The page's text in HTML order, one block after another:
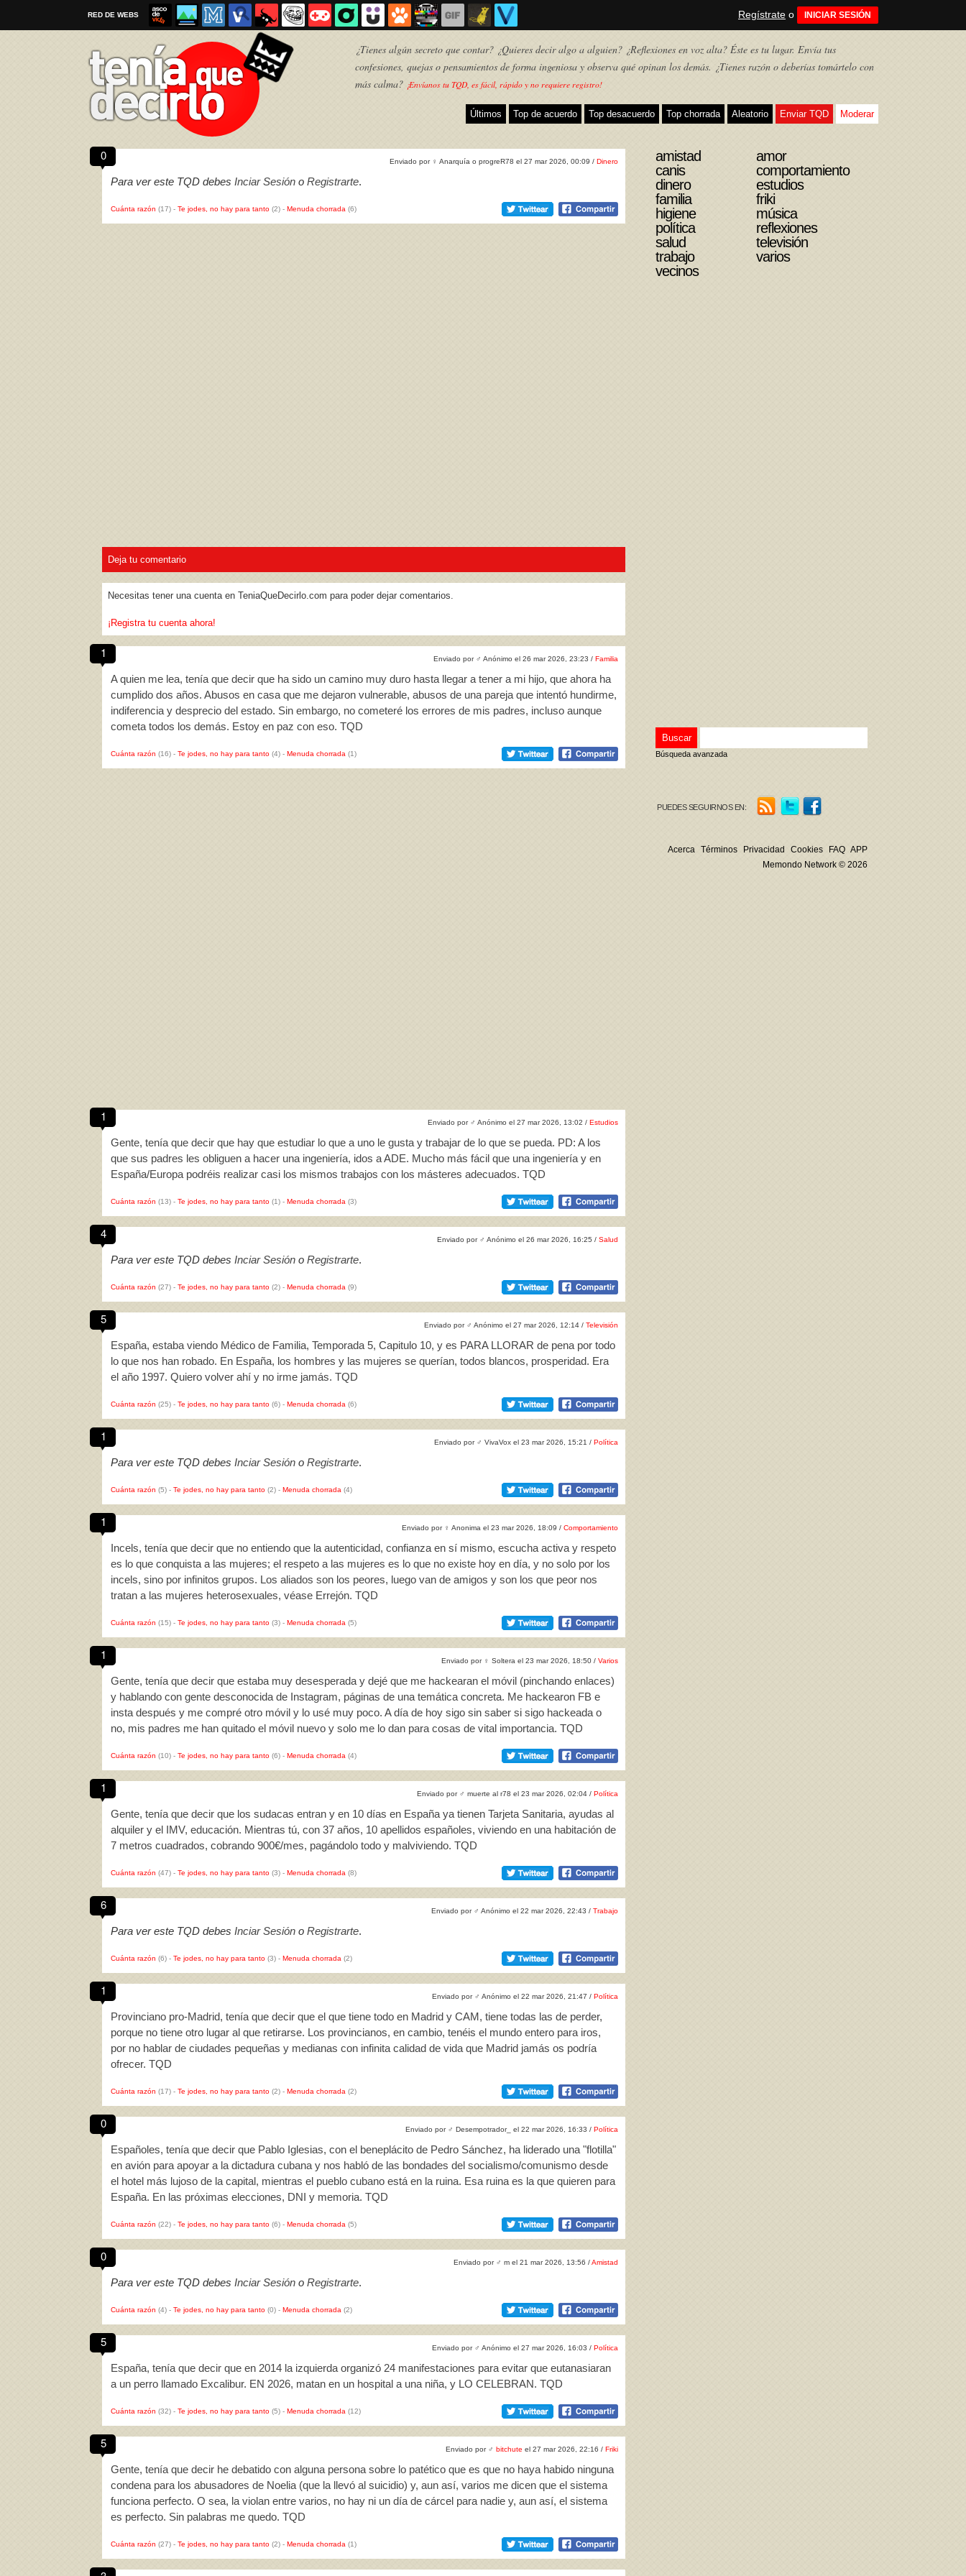
RED DE WEBS Regístrate o INICIAR SESIÓN
¿Tienes algún secreto que contar? ¿Quieres decir algo a alguien? ¿Reflexiones en voz alta? Éste es tu lugar. Envía tus
confesiones, quejas o pensamientos de forma ingeniosa y observa qué opinan los demás. ¿Tienes razón o deberías tomártelo con
más calma? ¡Envíanos tu TQD, es fácil, rápido y no requiere registro!
Últimos Top de acuerdo Top desacuerdo Top chorrada Aleatorio Enviar TQD Moderar
0 Enviado por ♀ Anarquía o progreR78 el 27 mar 2026, 00:09 / Dinero
Para ver este TQD debes Inciar Sesión o Registrarte.
Cuánta razón (17) - Te jodes, no hay para tanto (2) - Menuda chorrada (6)
Deja tu comentario
Necesitas tener una cuenta en TeniaQueDecirlo.com para poder dejar comentarios.
¡Registra tu cuenta ahora!
1 Enviado por ♂ Anónimo el 26 mar 2026, 23:23 / Familia
A quien me lea, tenía que decir que ha sido un camino muy duro hasta llegar a tener a mi hijo, que ahora ha
cumplido dos años. Abusos en casa que me dejaron vulnerable, abusos de una pareja que intentó hundirme,
indiferencia y desprecio del estado. Sin embargo, no cometeré los errores de mis padres, incluso aunque
cometa todos los demás. Estoy en paz con eso. TQD
Cuánta razón (16) - Te jodes, no hay para tanto (4) - Menuda chorrada (1)
1 Enviado por ♂ Anónimo el 27 mar 2026, 13:02 / Estudios
Gente, tenía que decir que hay que estudiar lo que a uno le gusta y trabajar de lo que se pueda. PD: A los
que sus padres les obliguen a hacer una ingeniería, idos a ADE. Mucho más fácil que una ingeniería y en
España/Europa podréis realizar casi los mismos trabajos con los másteres adecuados. TQD
Cuánta razón (13) - Te jodes, no hay para tanto (1) - Menuda chorrada (3)
4 Enviado por ♂ Anónimo el 26 mar 2026, 16:25 / Salud
Para ver este TQD debes Inciar Sesión o Registrarte.
Cuánta razón (27) - Te jodes, no hay para tanto (2) - Menuda chorrada (9)
5 Enviado por ♂ Anónimo el 27 mar 2026, 12:14 / Televisión
España, estaba viendo Médico de Familia, Temporada 5, Capitulo 10, y es PARA LLORAR de pena por todo
lo que nos han robado. En España, los hombres y las mujeres se querían, todos blancos, prosperidad. Era
el año 1997. Quiero volver ahí y no irme jamás. TQD
Cuánta razón (25) - Te jodes, no hay para tanto (6) - Menuda chorrada (6)
1 Enviado por ♂ VivaVox el 23 mar 2026, 15:21 / Política
Para ver este TQD debes Inciar Sesión o Registrarte.
Cuánta razón (5) - Te jodes, no hay para tanto (2) - Menuda chorrada (4)
1 Enviado por ♀ Anonima el 23 mar 2026, 18:09 / Comportamiento
Incels, tenía que decir que no entiendo que la autenticidad, confianza en sí mismo, escucha activa y respeto
es lo que conquista a las mujeres; el respeto a las mujeres es lo que no existe hoy en día, y no solo por los
incels, sino por infinitos grupos. Los aliados son los peores, luego van de amigos y son los que peor nos
tratan a las mujeres heterosexuales, véase Errejón. TQD
Cuánta razón (15) - Te jodes, no hay para tanto (3) - Menuda chorrada (5)
1 Enviado por ♀ Soltera el 23 mar 2026, 18:50 / Varios
Gente, tenía que decir que estaba muy desesperada y dejé que me hackearan el móvil (pinchando enlaces)
y hablando con gente desconocida de Instagram, páginas de una temática concreta. Me hackearon FB e
insta después y me compré otro móvil y lo usé muy poco. A día de hoy sigo sin saber si sigo hackeada o
no, mis padres me han quitado el móvil nuevo y solo me lo dan para cosas de vital importancia. TQD
Cuánta razón (10) - Te jodes, no hay para tanto (6) - Menuda chorrada (4)
1 Enviado por ♂ muerte al r78 el 23 mar 2026, 02:04 / Política
Gente, tenía que decir que los sudacas entran y en 10 días en España ya tienen Tarjeta Sanitaria, ayudas al
alquiler y el IMV, educación. Mientras tú, con 37 años, 10 apellidos españoles, viviendo en una habitación de
7 metros cuadrados, cobrando 900€/mes, pagándolo todo y malviviendo. TQD
Cuánta razón (47) - Te jodes, no hay para tanto (3) - Menuda chorrada (8)
6 Enviado por ♂ Anónimo el 22 mar 2026, 22:43 / Trabajo
Para ver este TQD debes Inciar Sesión o Registrarte.
Cuánta razón (6) - Te jodes, no hay para tanto (3) - Menuda chorrada (2)
1 Enviado por ♂ Anónimo el 22 mar 2026, 21:47 / Política
Provinciano pro-Madrid, tenía que decir que el que tiene todo en Madrid y CAM, tiene todas las de perder,
porque no tiene otro lugar al que retirarse. Los provincianos, en cambio, tenéis el mundo entero para iros,
por no hablar de ciudades pequeñas y medianas con infinita calidad de vida que Madrid jamás os podría
ofrecer. TQD
Cuánta razón (17) - Te jodes, no hay para tanto (2) - Menuda chorrada (2)
0 Enviado por ♂ Desempotrador_ el 22 mar 2026, 16:33 / Política
Españoles, tenía que decir que Pablo Iglesias, con el beneplácito de Pedro Sánchez, ha liderado una "flotilla"
en avión para apoyar a la dictadura cubana y nos habló de las bondades del socialismo/comunismo desde
el hotel más lujoso de la capital, mientras el pueblo cubano está en la ruina. Esa ruina es la que quieren para
España. En las próximas elecciones, DNI y memoria. TQD
Cuánta razón (22) - Te jodes, no hay para tanto (6) - Menuda chorrada (5)
0 Enviado por ♂ m el 21 mar 2026, 13:56 /Amistad
Para ver este TQD debes Inciar Sesión o Registrarte.
Cuánta razón (4) - Te jodes, no hay para tanto (0) - Menuda chorrada (2)
5 Enviado por ♂ Anónimo el 27 mar 2026, 16:03 / Política
España, tenía que decir que en 2014 la izquierda organizó 24 manifestaciones para evitar que eutanasiaran
a un perro llamado Excalibur. EN 2026, matan en un hospital a una niña, y LO CELEBRAN. TQD
Cuánta razón (32) - Te jodes, no hay para tanto (5) - Menuda chorrada (12)
5 Enviado por ♂ bitchute el 27 mar 2026, 22:16 / Friki
Gente, tenía que decir he debatido con alguna persona sobre lo patético que es que no haya habido ninguna
condena para los abusadores de Noelia (que la llevó al suicidio) y, aun así, varios me dicen que el sistema
funciona perfecto. O sea, la violan entre varios, no hay ni un día de cárcel para nadie y, aun así, el sistema
es perfecto. Sin palabras me quedo. TQD
Cuánta razón (27) - Te jodes, no hay para tanto (2) - Menuda chorrada (1)
amistad
amor
canis
comportamiento
dinero
estudios
familia
friki
higiene
música
política
reflexiones
salud
televisión
trabajo
varios
vecinos
Búsqueda avanzada
PUEDES SEGUIRNOS EN:
Acerca Términos Privacidad Cookies FAQ APP
Memondo Network © 2026